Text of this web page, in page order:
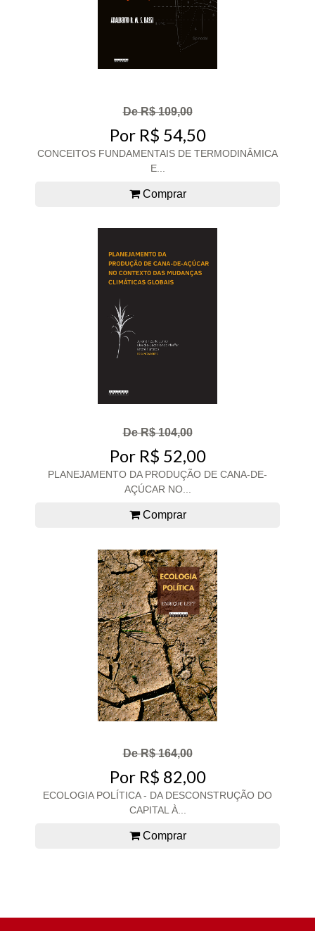
De R$ 109,00
Por R$ 54,50
CONCEITOS FUNDAMENTAIS DE TERMODINÂMICA
E...
Comprar
De R$ 104,00
Por R$ 52,00
PLANEJAMENTO DA PRODUÇÃO DE CANA-DE-
AÇÚCAR NO...
Comprar
De R$ 164,00
Por R$ 82,00
ECOLOGIA POLÍTICA - DA DESCONSTRUÇÃO DO
CAPITAL À...
Comprar